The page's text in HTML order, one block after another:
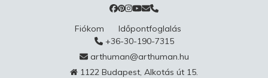
Fiókom
Időpontfoglalás
+36-30-190-7315
arthuman@arthuman.hu
1122 Budapest, Alkotás út 15.